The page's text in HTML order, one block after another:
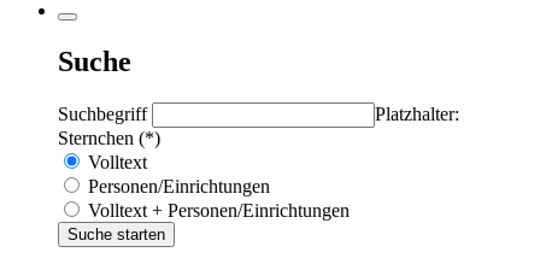
Suche
Suchbegriff
Platzhalter:
Sternchen (*)
Volltext
Personen/Einrichtungen
Volltext + Personen/Einrichtungen